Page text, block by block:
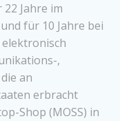
Jahre im
für 10 Jahre bei
,
an
erbracht
Shop (MOSS) in